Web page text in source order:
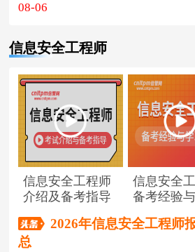
08-06
信息安全工程师
信息安全工程师
介绍及备考指导
信息安全
备考经验
2026年信息安全工程师
总